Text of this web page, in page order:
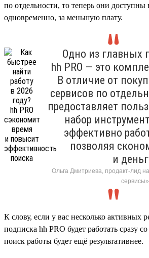
по отдельности, то теперь они доступны
одновременно, за меньшую плату.
Одно из главных
hh PRO — это
В отличие от
сервисов по
предоставляет
набор
эффективно
позволяя
и
Ольга Дмитриева, продакт-лид
сервисы»
К слову, если у вас несколько активных
подписка hh PRO будет работать сразу
поиск работы будет ещё результативнее.